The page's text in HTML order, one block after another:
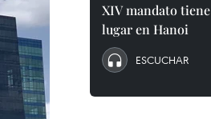
XIV mandato tiene
lugar en Hanoi
ESCUCHAR